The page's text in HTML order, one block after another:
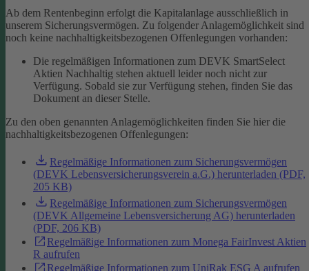
Ab dem Rentenbeginn erfolgt die Kapitalanlage ausschließlich in
unserem Sicherungsvermögen. Zu folgender Anlagemöglichkeit sind
noch keine nachhaltigkeitsbezogenen Offenlegungen vorhanden:
Die regelmäßigen Informationen zum DEVK SmartSelect
Aktien Nachhaltig stehen aktuell leider noch nicht zur
Verfügung. Sobald sie zur Verfügung stehen, finden Sie das
Dokument an dieser Stelle.
Zu den oben genannten Anlagemöglichkeiten finden Sie hier die
nachhaltigkeitsbezogenen Offenlegungen:
Regelmäßige Informationen zum Sicherungsvermögen
(DEVK Lebensversicherungsverein a.G.) herunterladen (PDF,
205 KB)
Regelmäßige Informationen zum Sicherungsvermögen
(DEVK Allgemeine Lebensversicherung AG) herunterladen
(PDF, 206 KB)
Regelmäßige Informationen zum Monega FairInvest Aktien
R aufrufen
Regelmäßige Informationen zum UniRak ESG A aufrufen